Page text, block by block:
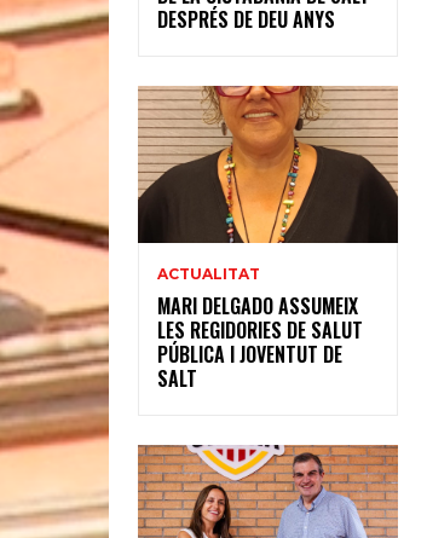
DESPRÉS DE DEU ANYS
ACTUALITAT
MARI DELGADO ASSUMEIX
LES REGIDORIES DE SALUT
PÚBLICA I JOVENTUT DE
SALT